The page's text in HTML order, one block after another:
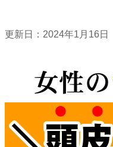
更新日： 2024年1月16日